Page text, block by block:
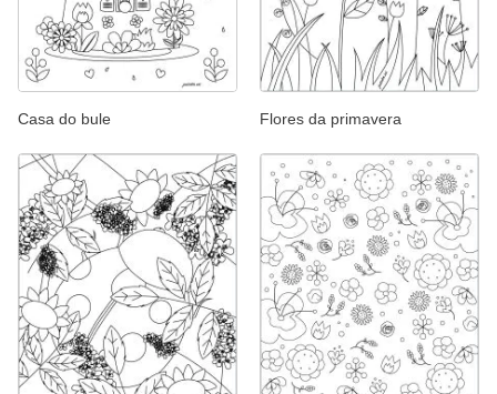
Casa do bule Flores da primavera